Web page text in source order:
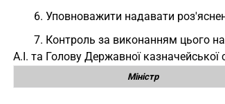
6. Уповноважити надавати
7. Контроль за виконанням цього
А.І. та Голову Державної
Міністр